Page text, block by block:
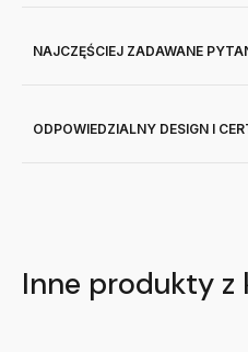
NAJCZĘŚCIEJ ZADAWANE
ODPOWIEDZIALNY DESIGN I
Inne produkty z